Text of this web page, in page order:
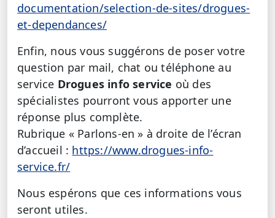
documentation/selection-de-sites/drogues-
et-dependances/
Enfin, nous vous suggérons de poser votre
question par mail, chat ou téléphone au
service Drogues info service où des
spécialistes pourront vous apporter une
réponse plus complète.
Rubrique « Parlons-en » à droite de l’écran
d’accueil : https://www.drogues-info-
service.fr/
Nous espérons que ces informations vous
seront utiles.